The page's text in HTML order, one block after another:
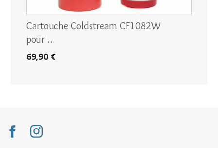
Cartouche Coldstream CF1082W
pour …
69,90 €